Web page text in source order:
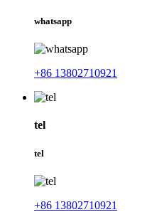
whatsapp
+86 13802710921
tel
tel
+86 13802710921